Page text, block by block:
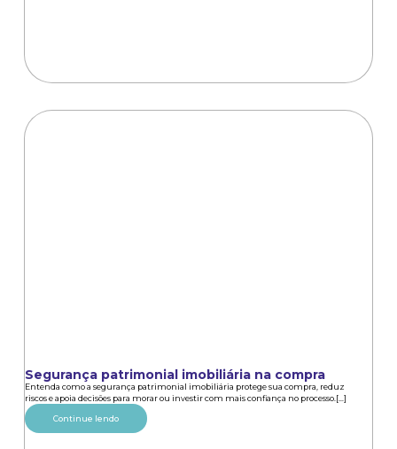
Segurança patrimonial imobiliária na compra
Entenda como a segurança patrimonial imobiliária protege sua compra, reduz
riscos e apoia decisões para morar ou investir com mais confiança no processo.[...]
Continue lendo